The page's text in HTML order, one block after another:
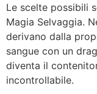
Le scelte possibili
Magia Selvaggia.
derivano dalla
sangue con un
diventa il
incontrollabile.